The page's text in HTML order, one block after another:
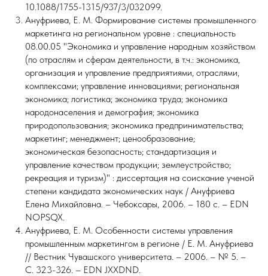
10.1088/1755-1315/937/3/032099.
Ануфриева, Е. М. Формирование системы промышленного
маркетинга на региональном уровне : специальность
08.00.05 "Экономика и управление народным хозяйством
(по отраслям и сферам деятельности, в т.ч.: экономика,
организация и управление предприятиями, отраслями,
комплексами; управление инновациями; региональная
экономика; логистика; экономика труда; экономика
народонаселения и демография; экономика
природопользования; экономика предпринимательства;
маркетинг; менеджмент; ценообразование;
экономическая безопасность; стандартизация и
управление качеством продукции; землеустройство;
рекреация и туризм)" : диссертация на соискание ученой
степени кандидата экономических наук / Ануфриева
Елена Михайловна. – Чебоксары, 2006. – 180 с. – EDN
NOPSQX.
Ануфриева, Е. М. Особенности системы управления
промышленным маркетингом в регионе / Е. М. Ануфриева
// Вестник Чувашского университета. – 2006. – № 5. –
С. 323-326. – EDN JXXDND.